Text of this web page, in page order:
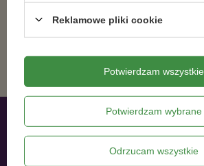
ZAPISZ SIĘ
Moje zamówienia
Reklamowe pliki cookie
Potwierdzam wybrane
Odrzucam wszystkie
Potwierdzam wszystkie